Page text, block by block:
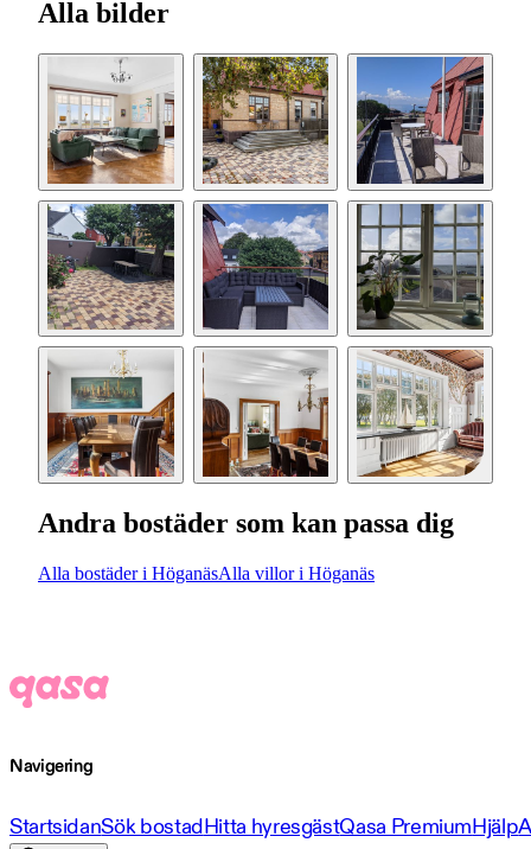
Alla bilder
Andra bostäder som kan passa dig
Alla bostäder i HöganäsAlla villor i Höganäs
Navigering
StartsidanSök bostadHitta hyresgästQasa PremiumHjälp